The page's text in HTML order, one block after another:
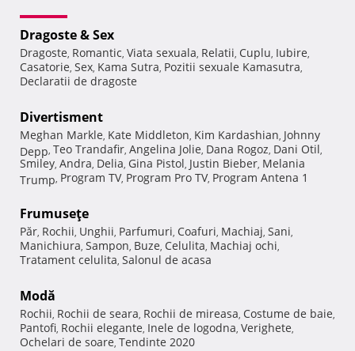
Dragoste & Sex
Dragoste, Romantic, Viata sexuala, Relatii, Cuplu, Iubire,
Casatorie, Sex, Kama Sutra, Pozitii sexuale Kamasutra,
Declaratii de dragoste
Divertisment
Meghan Markle, Kate Middleton, Kim Kardashian, Johnny
Depp, Teo Trandafir, Angelina Jolie, Dana Rogoz, Dani Otil,
Smiley, Andra, Delia, Gina Pistol, Justin Bieber, Melania
Trump, Program TV, Program Pro TV, Program Antena 1
Frumuseţe
Păr, Rochii, Unghii, Parfumuri, Coafuri, Machiaj, Sani,
Manichiura, Sampon, Buze, Celulita, Machiaj ochi,
Tratament celulita, Salonul de acasa
Modă
Rochii, Rochii de seara, Rochii de mireasa, Costume de baie,
Pantofi, Rochii elegante, Inele de logodna, Verighete,
Ochelari de soare, Tendinte 2020